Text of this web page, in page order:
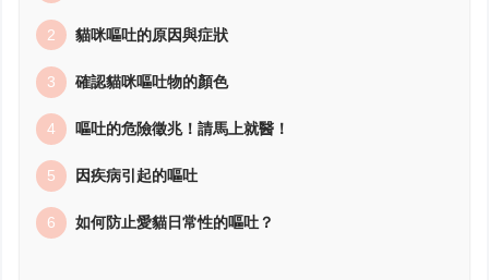
貓咪嘔吐的原因與症狀
確認貓咪嘔吐物的顏色
嘔吐的危險徵兆！請馬上就醫！
因疾病引起的嘔吐
如何防止愛貓日常性的嘔吐？